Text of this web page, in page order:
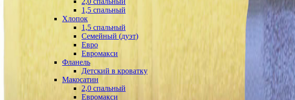
1,5 спальный
Хлопок
1,5 спальный
Семейный (дуэт)
Евро
Евромакси
Фланель
Детский в кроватку
Макосатин
2,0 спальный
Евромакси